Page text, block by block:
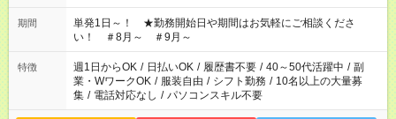
お気軽にご相談ください！
期間
単発1日～！ ★勤務開始日や期間はお気軽にご相談くださ
い！ ＃8月～ ＃9月～
特徴 週1日からOK / 日払いOK / 履歴書不要 / 40～50代活躍中 / 副
業・WワークOK / 服装自由 / シフト勤務 / 10名以上の大量募
集 / 電話対応なし / パソコンスキル不要